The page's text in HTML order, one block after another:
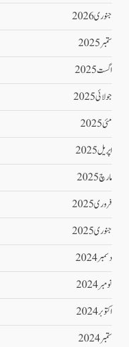
جنوری 2026
ستمبر 2025
اگست 2025
جولائی 2025
مئی 2025
اپریل 2025
مارچ 2025
فروری 2025
جنوری 2025
دسمبر 2024
نومبر 2024
اکتوبر 2024
ستمبر 2024